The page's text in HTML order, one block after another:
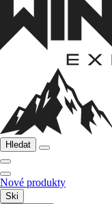
Hledat
Nové produkty
Ski